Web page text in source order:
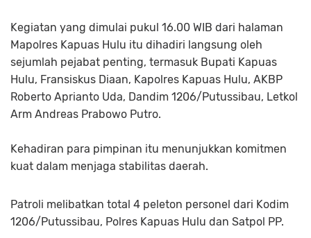
Kegiatan yang dimulai pukul 16.00 WIB dari halaman
Mapolres Kapuas Hulu itu dihadiri langsung oleh
sejumlah pejabat penting, termasuk Bupati Kapuas
Hulu, Fransiskus Diaan, Kapolres Kapuas Hulu, AKBP
Roberto Aprianto Uda, Dandim 1206/Putussibau, Letkol
Arm Andreas Prabowo Putro.
Kehadiran para pimpinan itu menunjukkan komitmen
kuat dalam menjaga stabilitas daerah.
Patroli melibatkan total 4 peleton personel dari Kodim
1206/Putussibau, Polres Kapuas Hulu dan Satpol PP.